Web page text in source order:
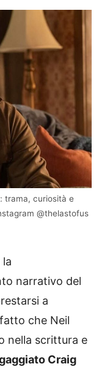
trama, curiosità e
@thelastofus
la
narrativo del
a
che Neil
nella scrittura e
Craig